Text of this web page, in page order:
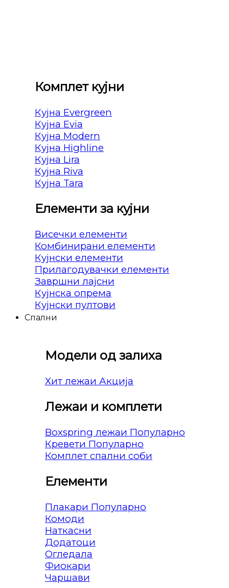
Комплет кујни
Кујна Evergreen
Кујна Evia
Кујна Modern
Кујна Highline
Кујна Lira
Кујна Riva
Кујна Tara
Елементи за кујни
Висечки елементи
Комбинирани елементи
Кујнски елементи
Прилагодувачки елементи
Завршни лајсни
Кујнска опрема
Кујнски пултови
Спални
Модели од залиха
Хит лежаи
Лежаи и комплети
Boxspring лежаи
Кревети
Комплет спални соби
Елементи
Плакари
Комоди
Наткасни
Додатоци
Огледала
Фиокари
Чаршави